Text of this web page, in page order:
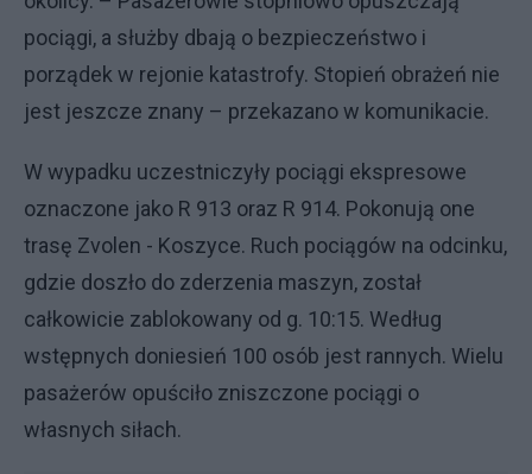
pociągi, a służby dbają o bezpieczeństwo i
porządek w rejonie katastrofy. Stopień obrażeń nie
jest jeszcze znany – przekazano w komunikacie.
W wypadku uczestniczyły pociągi ekspresowe
oznaczone jako R 913 oraz R 914. Pokonują one
trasę Zvolen - Koszyce. Ruch pociągów na odcinku,
gdzie doszło do zderzenia maszyn, został
całkowicie zablokowany od g. 10:15. Według
wstępnych doniesień 100 osób jest rannych. Wielu
pasażerów opuściło zniszczone pociągi o
własnych siłach.